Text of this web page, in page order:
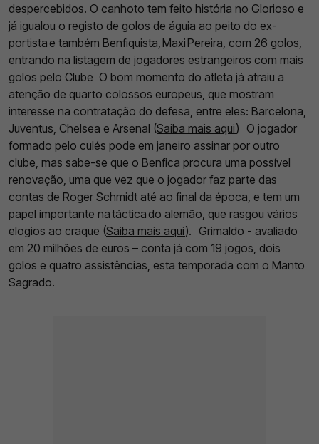
despercebidos. O canhoto tem feito história no Glorioso e
já igualou o registo de golos de águia ao peito do ex-
portista e também Benfiquista, Maxi Pereira, com 26 golos,
entrando na listagem de jogadores estrangeiros com mais
golos pelo Clube O bom momento do atleta já atraiu a
atenção de quarto colossos europeus, que mostram
interesse na contratação do defesa, entre eles: Barcelona,
Juventus, Chelsea e Arsenal (Saiba mais aqui) O jogador
formado pelo culés pode em janeiro assinar por outro
clube, mas sabe-se que o Benfica procura uma possível
renovação, uma que vez que o jogador faz parte das
contas de Roger Schmidt até ao final da época, e tem um
papel importante na táctica do alemão, que rasgou vários
elogios ao craque (Saiba mais aqui). Grimaldo - avaliado
em 20 milhões de euros – conta já com 19 jogos, dois
golos e quatro assistências, esta temporada com o Manto
Sagrado.